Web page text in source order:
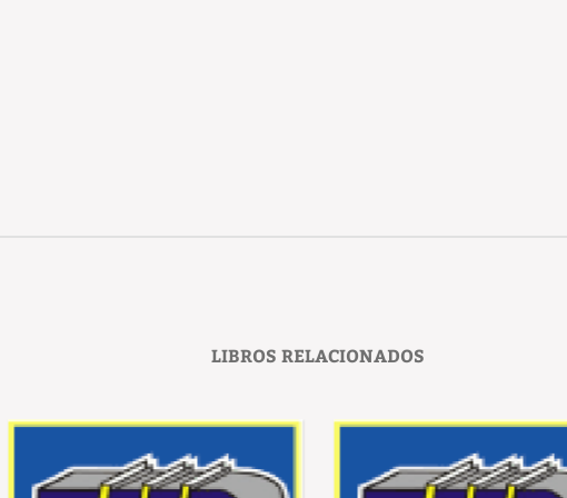
LIBROS RELACIONADOS